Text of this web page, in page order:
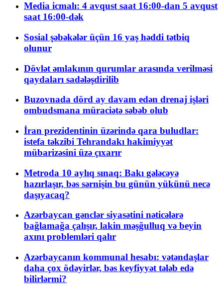
Media icmalı: 4 avqust saat 16:00-dan 5 avqust
saat 16:00-dək
Sosial şəbəkələr üçün 16 yaş həddi tətbiq
olunur
Dövlət əmlakının qurumlar arasında verilməsi
qaydaları sadələşdirilib
Buzovnada dörd ay davam edən drenaj işləri
ombudsmana müraciətə səbəb olub
İran prezidentinin üzərində qara buludlar:
istefa təkzibi Tehrandakı hakimiyyət
mübarizəsini üzə çıxarır
Metroda 10 aylıq sınaq: Bakı gələcəyə
hazırlaşır, bəs sərnişin bu günün yükünü necə
daşıyacaq?
Azərbaycan gənclər siyasətini nəticələrə
bağlamağa çalışır, lakin məşğulluq və beyin
axını problemləri qalır
Azərbaycanın kommunal hesabı: vətəndaşlar
daha çox ödəyirlər, bəs keyfiyyət tələb edə
bilirlərmi?